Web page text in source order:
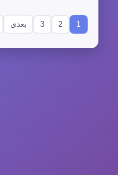
1
2
3 بعدی